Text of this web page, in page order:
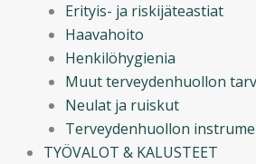
Erityis- ja riskijäteastiat
Haavahoito
Henkilöhygienia
Muut terveydenhuollon
Neulat ja ruiskut
Terveydenhuollon
TYÖVALOT & KALUSTEET